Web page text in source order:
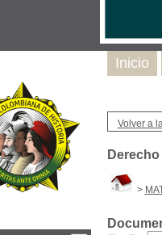
Volver a
>
Inicio